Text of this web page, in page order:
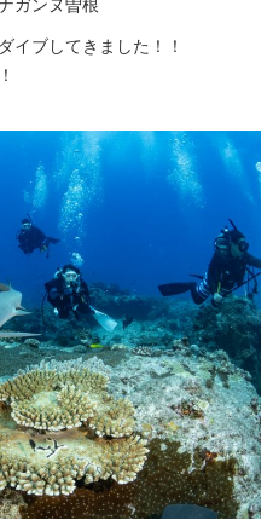
ガンヌ曽根
イブしてきました！！